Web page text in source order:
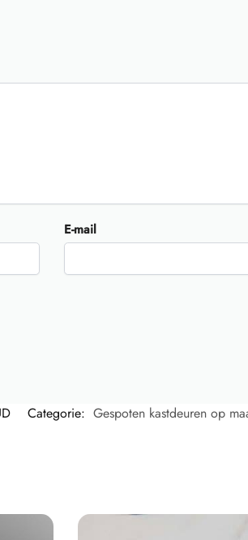
E-mail
Categorie: Gespoten kastdeuren op